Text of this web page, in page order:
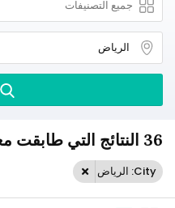
36 النتائج التي طابقت معايير بحثك
City: الرياض